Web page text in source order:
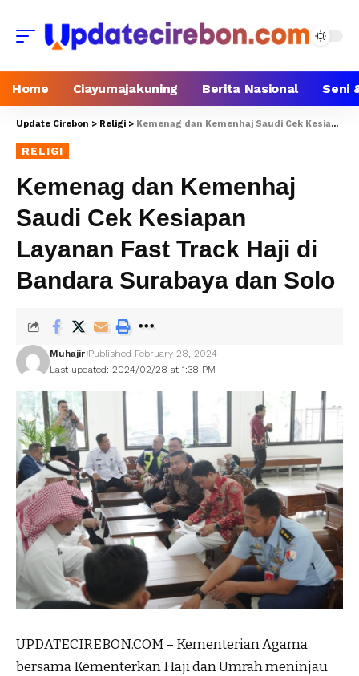
Home Ciayumajakuning Berita Nasional Seni
Update Cirebon > Religi > Kemenag dan Kemenhaj Saudi Cek Kesiapan Layanan Fast Track Haji di Bandara Surabaya dan Solo
RELIGI
Kemenag dan Kemenhaj
Saudi Cek Kesiapan
Layanan Fast Track Haji di
Bandara Surabaya dan Solo
Last updated: 2024/02/28 at 1:38 PM
Muhajir Published February 28, 2024
UPDATECIREBON.COM – Kementerian Agama
bersama Kementerkan Haji dan Umrah meninjau